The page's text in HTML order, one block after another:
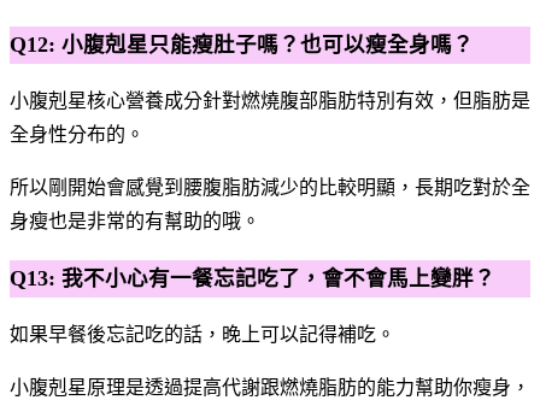
Q12: 小腹剋星只能瘦肚子嗎？也可以瘦全身嗎？
小腹剋星核心營養成分針對燃燒腹部脂肪特別有效，但脂肪是
全身性分布的。
所以剛開始會感覺到腰腹脂肪減少的比較明顯，長期吃對於全
身瘦也是非常的有幫助的哦。
Q13: 我不小心有一餐忘記吃了，會不會馬上變胖？
如果早餐後忘記吃的話，晚上可以記得補吃。
小腹剋星原理是透過提高代謝跟燃燒脂肪的能力幫助你瘦身，